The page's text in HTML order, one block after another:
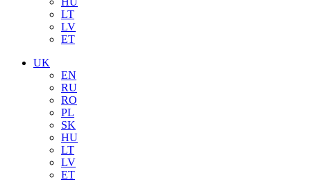
LT
LV
ET
UK
EN
RU
RO
PL
SK
HU
LT
LV
ET